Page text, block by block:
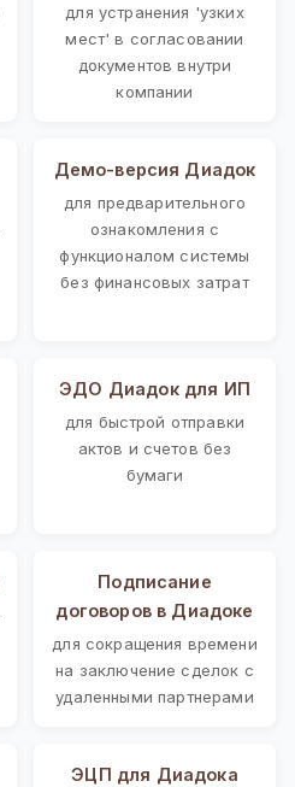
для устранения 'узких
мест' в согласовании
документов внутри
компании
Демо-версия Диадок
для предварительного
ознакомления с
функционалом системы
без финансовых затрат
ЭДО Диадок для ИП
для быстрой отправки
актов и счетов без
бумаги
Подписание
договоров в Диадоке
для сокращения времени
на заключение сделок с
удаленными партнерами
ЭЦП для Диадока